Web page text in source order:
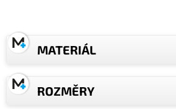
MATERIÁL
ROZMĚRY